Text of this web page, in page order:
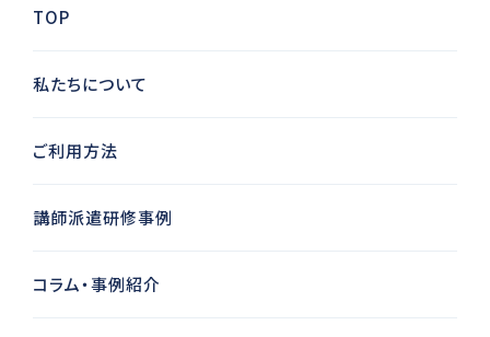
TOP
私たちについて
ご利用方法
講師派遣研修事例
コラム・事例紹介